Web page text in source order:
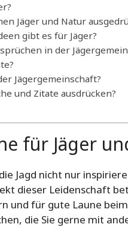
Jäger und Natur
gibt es für Jäger?
in der
Jägergemeinschaft?
und Zitate ausdrücken?
für Jäger
Jagd nicht nur
dieser Leidenschaft
und für gute Laune
die Sie gerne mit